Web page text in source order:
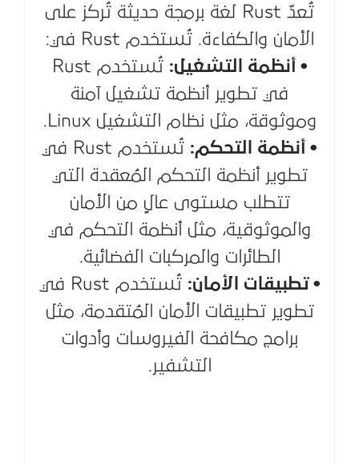
تُعدّ Rust لغة برمجة حديثة تُركز على
الأمان والكفاءة. تُستخدم Rust في:
• أنظمة التشغيل:
تُستخدم Rust
في تطوير أنظمة تشغيل آمنة
وموثوقة، مثل نظام التشغيل Linux.
• أنظمة التحكم:
تُستخدم Rust في
تطوير أنظمة التحكم المُعقدة التي
تتطلب مستوى عالٍ من الأمان
والموثوقية، مثل أنظمة التحكم في
الطائرات والمركبات الفضائية.
• تطبيقات الأمان:
تُستخدم Rust في
تطوير تطبيقات الأمان المُتقدمة، مثل
برامج مكافحة الفيروسات وأدوات
التشفير.